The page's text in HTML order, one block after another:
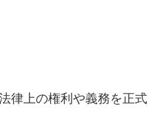
律上の権利や義務を正式